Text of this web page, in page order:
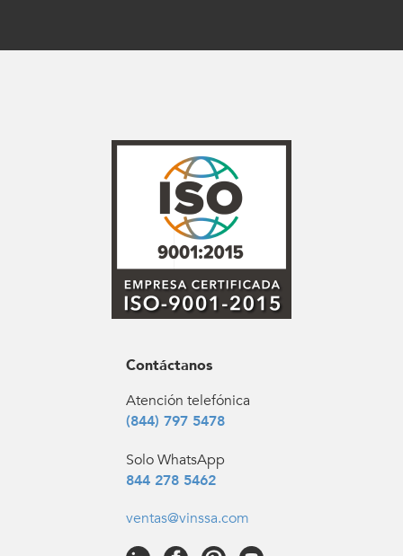
Contáctanos
Atención telefónica
(844) 797 5478
Solo WhatsApp
844 278 5462
ventas@vinssa.com